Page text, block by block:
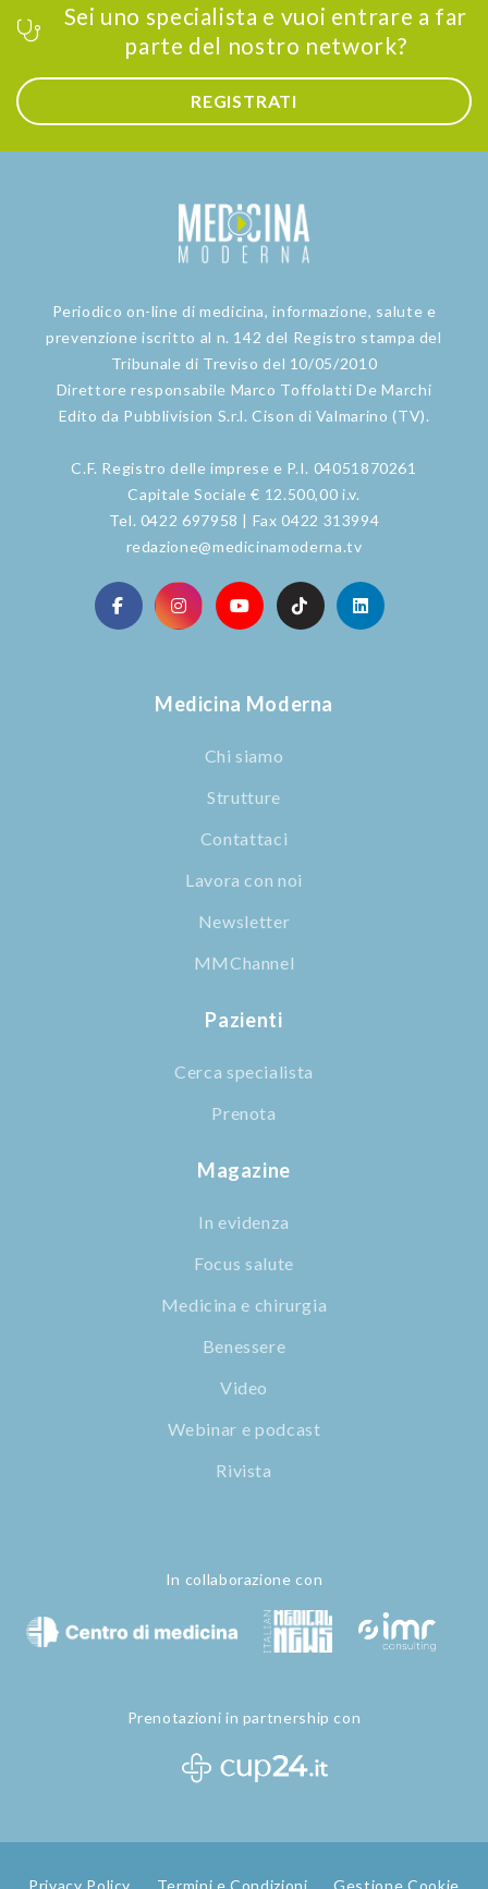
Sei uno specialista e vuoi entrare a far
parte del nostro network?
REGISTRATI
Periodico on-line di medicina, informazione, salute e
prevenzione iscritto al n. 142 del Registro stampa del
Tribunale di Treviso del 10/05/2010
Direttore responsabile Marco Toffolatti De Marchi
Edito da Pubblivision S.r.l. Cison di Valmarino (TV).
C.F. Registro delle imprese e P.I. 04051870261
Capitale Sociale € 12.500,00 i.v.
Tel. 0422 697958 | Fax 0422 313994
redazione@medicinamoderna.tv
Medicina Moderna
Chi siamo
Strutture
Contattaci
Lavora con noi
Newsletter
MMChannel
Pazienti
Cerca specialista
Prenota
Magazine
In evidenza
Focus salute
Medicina e chirurgia
Benessere
Video
Webinar e podcast
Rivista
In collaborazione con
Prenotazioni in partnership con